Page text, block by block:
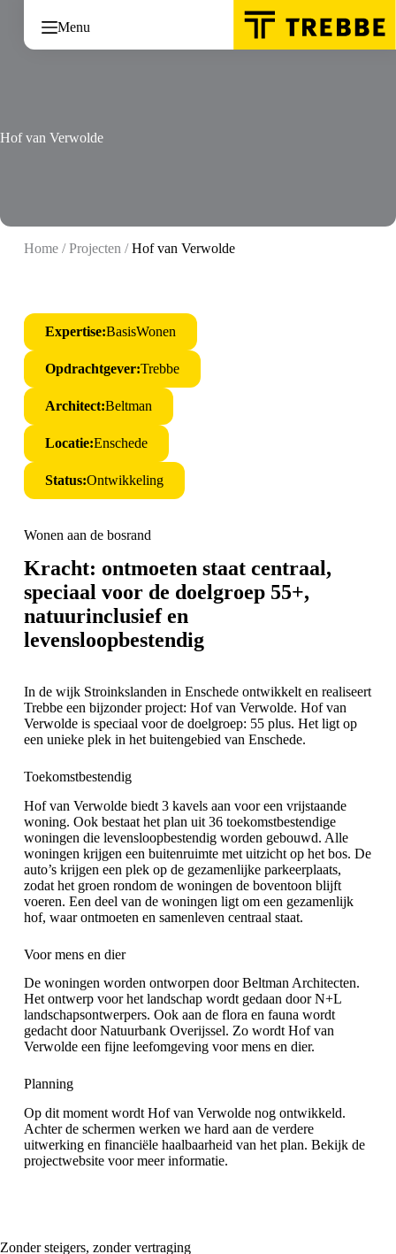
inhoud
Menu
Hof van Verwolde
Home/Projecten /Hof van Verwolde
Expertise:BasisWonen
Opdrachtgever:Trebbe
Architect:Beltman
Locatie:Enschede
Status:Ontwikkeling
Wonen aan de bosrand
Kracht: ontmoeten staat centraal,
speciaal voor de doelgroep 55+,
natuurinclusief en
levensloopbestendig
In de wijk Stroinkslanden in Enschede ontwikkelt en realiseert
Trebbe een bijzonder project: Hof van Verwolde. Hof van
Verwolde is speciaal voor de doelgroep: 55 plus. Het ligt op
een unieke plek in het buitengebied van Enschede.
Toekomstbestendig
Hof van Verwolde biedt 3 kavels aan voor een vrijstaande
woning. Ook bestaat het plan uit 36 toekomstbestendige
woningen die levensloopbestendig worden gebouwd. Alle
woningen krijgen een buitenruimte met uitzicht op het bos. De
auto’s krijgen een plek op de gezamenlijke parkeerplaats,
zodat het groen rondom de woningen de boventoon blijft
voeren. Een deel van de woningen ligt om een gezamenlijk
hof, waar ontmoeten en samenleven centraal staat.
Voor mens en dier
De woningen worden ontworpen doorBeltman Architecten.
Het ontwerp voor het landschap wordt gedaan doorN+L
landschapsontwerpers. Ook aan de flora en fauna wordt
gedacht doorNatuurbank Overijssel. Zo wordt Hof van
Verwolde een fijne leefomgeving voor mens en dier.
Planning
Op dit moment wordt Hof van Verwolde nog ontwikkeld.
Achter de schermen werken we hard aan de verdere
uitwerking en financiële haalbaarheid van het plan. Bekijk de
projectwebsite voor meer informatie.
Zonder steigers, zonder vertraging